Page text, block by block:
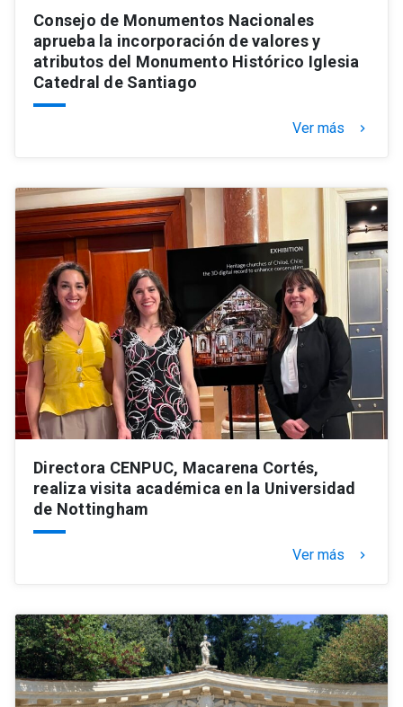
Consejo de Monumentos Nacionales
aprueba la incorporación de valores y
atributos del Monumento Histórico Iglesia
Catedral de Santiago
Ver más keyboard_arrow_right
Directora CENPUC, Macarena Cortés,
realiza visita académica en la Universidad
de Nottingham
Ver más keyboard_arrow_right